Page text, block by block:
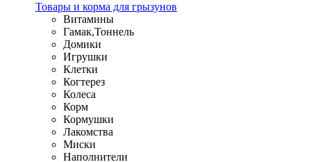
Товары и корма для грызунов
Витамины
Гамак,Тоннель
Домики
Игрушки
Клетки
Когтерез
Колеса
Корм
Кормушки
Лакомства
Миски
Наполнители